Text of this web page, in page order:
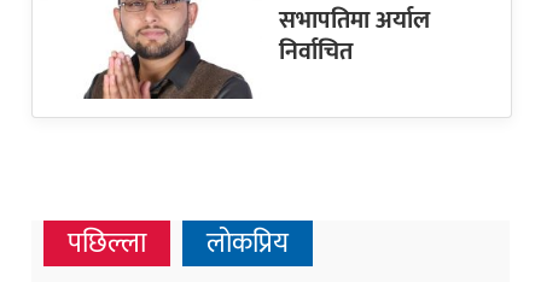
सभापतिमा अर्याल
निर्वाचित
पछिल्ला लोकप्रिय